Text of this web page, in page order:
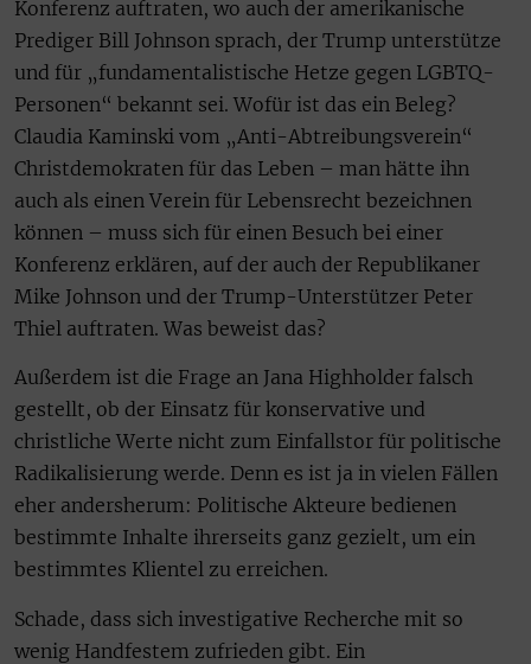
Konferenz auftraten, wo auch der amerikanische
Prediger Bill Johnson sprach, der Trump unterstütze
und für „fundamentalistische Hetze gegen LGBTQ-
Personen“ bekannt sei. Wofür ist das ein Beleg?
Claudia Kaminski vom „Anti-Abtreibungsverein“
Christdemokraten für das Leben – man hätte ihn
auch als einen Verein für Lebensrecht bezeichnen
können – muss sich für einen Besuch bei einer
Konferenz erklären, auf der auch der Republikaner
Mike Johnson und der Trump-Unterstützer Peter
Thiel auftraten. Was beweist das?
Außerdem ist die Frage an Jana Highholder falsch
gestellt, ob der Einsatz für konservative und
christliche Werte nicht zum Einfallstor für politische
Radikalisierung werde. Denn es ist ja in vielen Fällen
eher andersherum: Politische Akteure bedienen
bestimmte Inhalte ihrerseits ganz gezielt, um ein
bestimmtes Klientel zu erreichen.
Schade, dass sich investigative Recherche mit so
wenig Handfestem zufrieden gibt. Ein